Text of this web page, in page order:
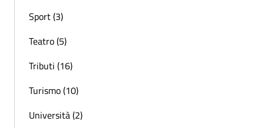
Sport (3)
Teatro (5)
Tributi (16)
Turismo (10)
Università (2)